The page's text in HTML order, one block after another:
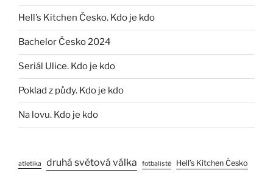
Hell’s Kitchen Česko. Kdo je kdo
Bachelor Česko 2024
Seriál Ulice. Kdo je kdo
Poklad z půdy. Kdo je kdo
Na lovu. Kdo je kdo
atletika druhá světová válka fotbalisté Hell’s Kitchen Česko